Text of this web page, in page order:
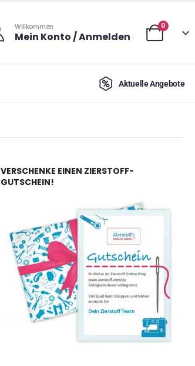
Willkommen
Mein Konto / Anmelden
0
Aktuelle Angebote
VERSCHENKE EINEN ZIERSTOFF-
GUTSCHEIN!